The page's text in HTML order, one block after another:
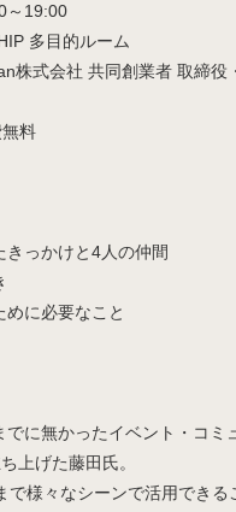
～19:00
多目的ルーム
株式会社 共同創業者 取締役
料
っかけと4人の仲間
に必要なこと
に無かったイベント・コミ
上げた藤田氏。
で様々なシーンで活用でき